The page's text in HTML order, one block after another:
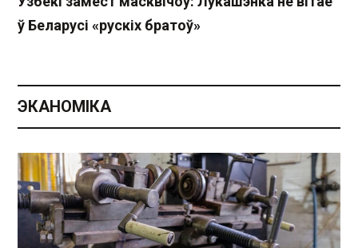
ў Беларусі «рускіх братоў»
ЭКАНОМІКА